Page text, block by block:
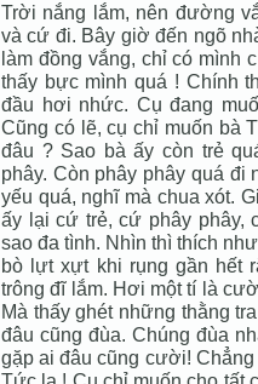
Trời nắng lắm, nên đường
và cứ đi. Bây giờ đến ngõ
làm đồng vắng, chỉ có mình
thấy bực mình quá ! Chính
đầu hơi nhức. Cụ đang
Cũng có lẽ, cụ chỉ muốn bà
đâu ? Sao bà ấy còn trẻ
phây. Còn phây phây quá
yếu quá, nghĩ mà chua xót.
ấy lại cứ trẻ, cứ phây phây,
sao đa tình. Nhìn thì thích
bò lựt xựt khi rụng gần hết
trông đĩ lắm. Hơi một tí là
Mà thấy ghét những thằng
đâu cũng đùa. Chúng đùa
gặp ai đâu cũng cười!